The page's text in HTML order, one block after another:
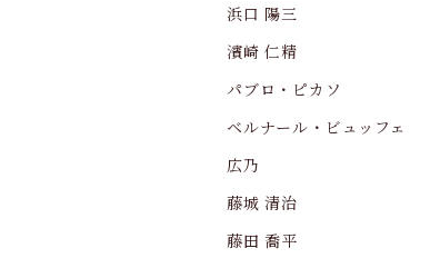
浜口 陽三
濱崎 仁精
パブロ・ピカソ
ベルナール・ビュッフェ
広乃
藤城 清治
藤田 喬平